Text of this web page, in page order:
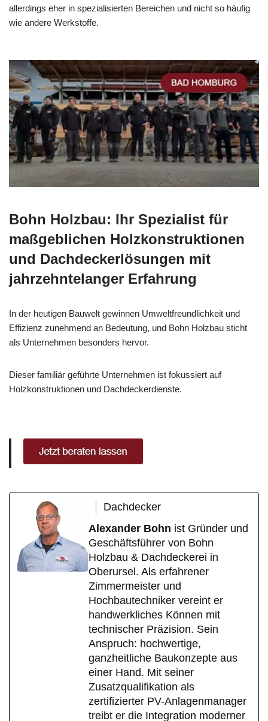
allerdings eher in spezialisierten Bereichen und nicht so häufig
wie andere Werkstoffe.
Bohn Holzbau: Ihr Spezialist für
maßgeblichen Holzkonstruktionen
und Dachdeckerlösungen mit
jahrzehntelanger Erfahrung
In der heutigen Bauwelt gewinnen Umweltfreundlichkeit und
Effizienz zunehmend an Bedeutung, und Bohn Holzbau sticht
als Unternehmen besonders hervor.
Dieser familiär geführte Unternehmen ist fokussiert auf
Holzkonstruktionen und Dachdeckerdienste.
Dachdecker
Alexander Bohn ist Gründer und
Geschäftsführer von Bohn
Holzbau & Dachdeckerei in
Oberursel. Als erfahrener
Zimmermeister und
Hochbautechniker vereint er
handwerkliches Können mit
technischer Präzision. Sein
Anspruch: hochwertige,
ganzheitliche Baukonzepte aus
einer Hand. Mit seiner
Zusatzqualifikation als
zertifizierter PV-Anlagenmanager
treibt er die Integration moderner